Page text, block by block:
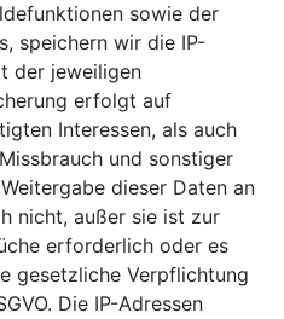
sowie der
speichern wir die IP-
der jeweiligen
erfolgt auf
Interessen, als auch
und sonstiger
dieser Daten an
nicht, außer sie ist zur
erforderlich oder es
gesetzliche Verpflichtung
Die IP-Adressen